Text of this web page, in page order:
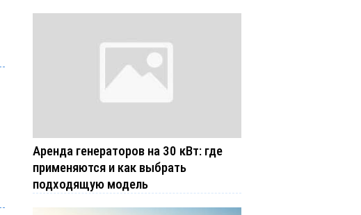
Аренда генераторов на 30 кВт: где
применяются и как выбрать
подходящую модель